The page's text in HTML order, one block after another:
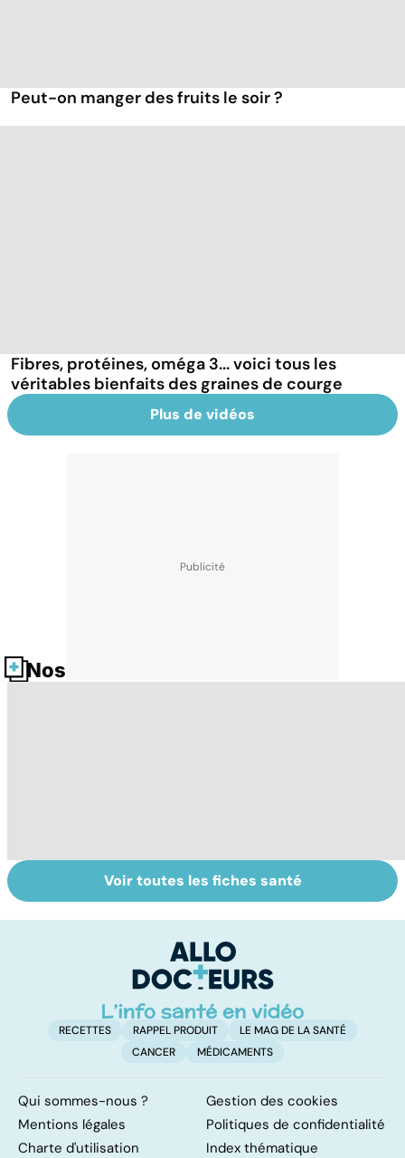
Peut-on manger des fruits le soir ?
Fibres, protéines, oméga 3... voici tous les
véritables bienfaits des graines de courge
Plus de vidéos
Nos fiches santé
Tout savoir sur le
vitiligo
Prurit,
démangeaisons :
peau qui gratte !
Voir toutes les fiches santé
RECETTES RAPPEL PRODUIT
LE MAG DE LA SANTÉ
CANCER
MÉDICAMENTS
Qui sommes-nous ?
Gestion des cookies
Mentions légales
Politiques de confidentialité
Charte d'utilisation
Index thématique